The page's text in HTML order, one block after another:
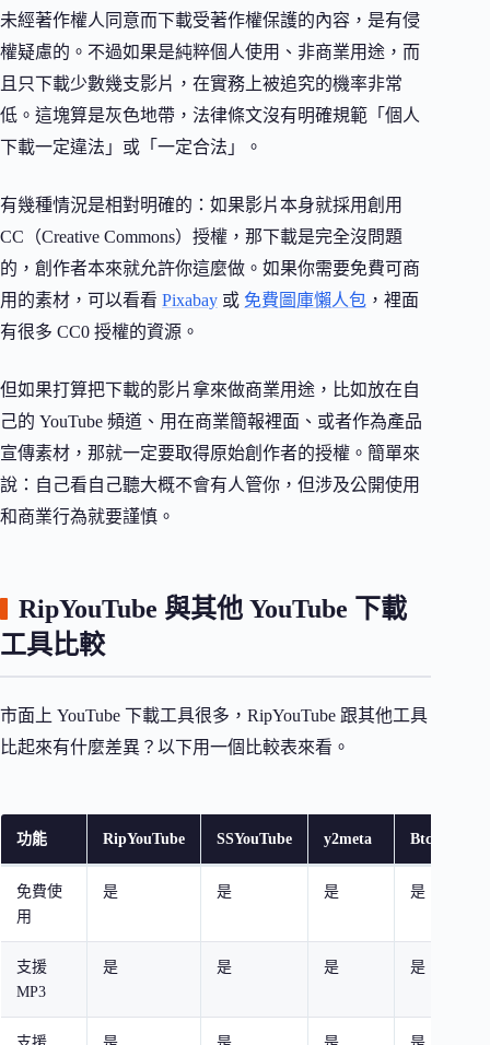
未經著作權人同意而下載受著作權保護的內容，是有侵
權疑慮的。不過如果是純粹個人使用、非商業用途，而
且只下載少數幾支影片，在實務上被追究的機率非常
低。這塊算是灰色地帶，法律條文沒有明確規範「個人
下載一定違法」或「一定合法」。
有幾種情況是相對明確的：如果影片本身就採用創用
CC（Creative Commons）授權，那下載是完全沒問題
的，創作者本來就允許你這麼做。如果你需要免費可商
用的素材，可以看看 Pixabay 或 免費圖庫懶人包 ，裡面
有很多 CC0 授權的資源。
但如果打算把下載的影片拿來做商業用途，比如放在自
己的 YouTube 頻道、用在商業簡報裡面、或者作為產品
宣傳素材，那就一定要取得原始創作者的授權。簡單來
說：自己看自己聽大概不會有人管你，但涉及公開使用
和商業行為就要謹慎。
RipYouTube 與其他 YouTube 下載
工具比較
市面上 YouTube 下載工具很多，RipYouTube 跟其他工具
比起來有什麼差異？以下用一個比較表來看。
功能 RipYouTube SSYouTube y2meta Btclod
免費使
用
是 是 是 是
支援
MP3
是 是 是 是